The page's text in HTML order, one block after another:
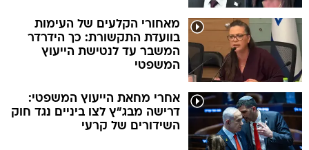
מאחורי הקלעים של העימות
בוועדת התקשורת: כך הידרדר
המשבר עד לנטישת הייעוץ
המשפטי
אחרי מחאת הייעוץ המשפטי:
דרישה מבג"ץ לצו ביניים נגד חוק
השידורים של קרעי